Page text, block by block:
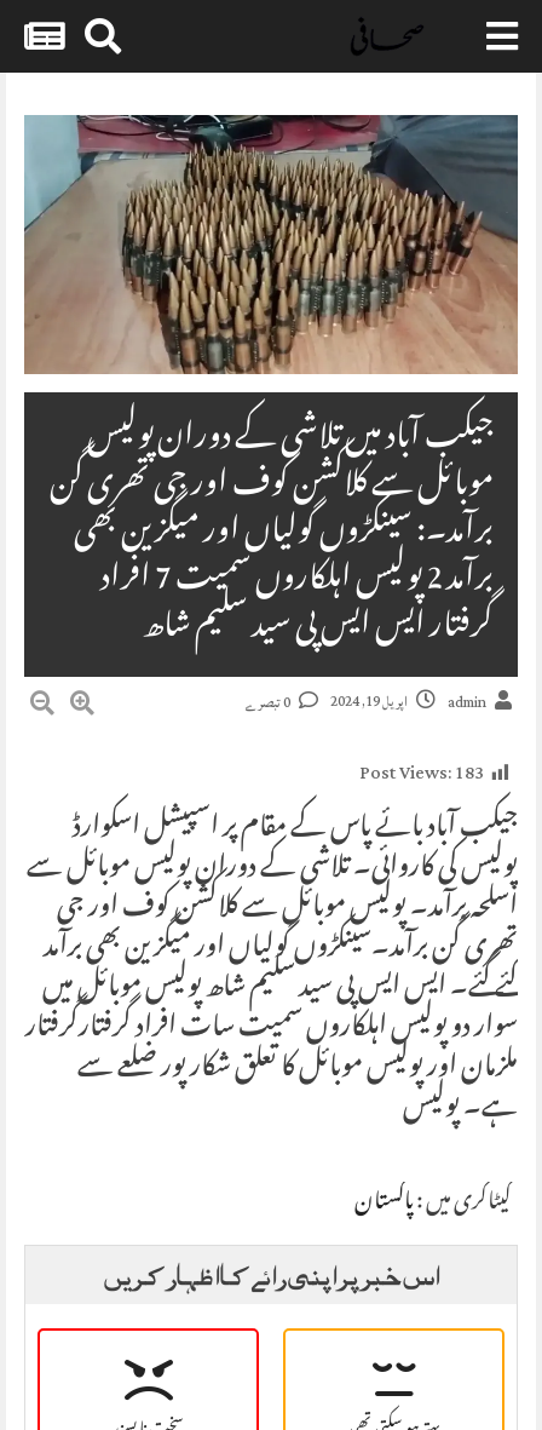
Skip
content
جیکب آباد میں تلاشی کے دوران پولیس
موبائل سے کلاکشن کوف اور جی تھری گن
برآمد۔: سینکڑوں گولیاں اور میگزین بھی
برآمد 2 پولیس اہلکاروں سمیت 7 افرادگرفتار ایس ایس پی سید سلیم شاھ
admin اپریل 19, 2024
Post Views:183
جیکب آباد بائے پاس کے مقام پر اسپیشل اسکوارڈ
پولیس کی کاروائی۔ تلاشی کے دوران پولیس موبائل سے
اسلحہ برآمد۔ پولیس موبائل سے کلاکشن کوف اور جی
تھری گن برآمد۔سینکڑوں گولیاں اور میگزین بھی برآمد
کئے گئے۔ ایس ایس پی سید سلیم شاھ پولیس موبائل میں
سوار دو پولیس اہلکاروں سمیت سات افراد گرفتارگرفتار
ملزمان اور پولیس موبائل کا تعلق شکار پور ضلعے سے
ہے۔ پولیس
کیٹاگری میں :پاکستان
اس خبر پر اپنی رائے کا اظہار کریں